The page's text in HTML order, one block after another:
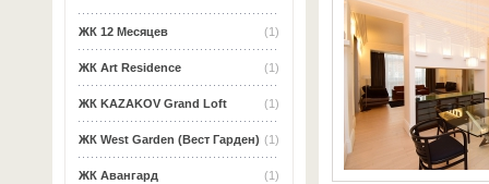
(1)
ЖК 12 Месяцев
(1)
ЖК Art Residence
(1)
ЖК KAZAKOV Grand Loft
(1)
ЖК West Garden (Вест Гарден)
(1)
ЖК Авангард